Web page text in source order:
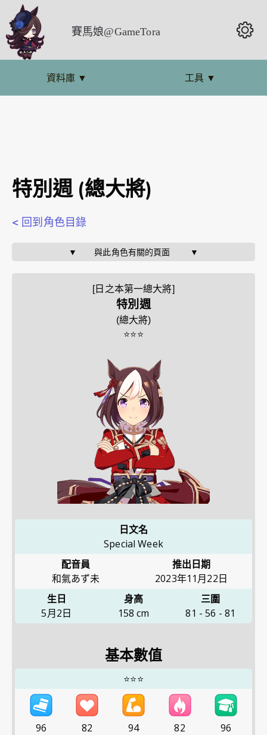
賽馬娘@GameTora
資料庫 ▼ 工具 ▼
特別週 (總大將)
< 回到角色目錄
▼       與此角色有關的頁面        ▼
[日之本第一總大將]
特別週
(總大將)
⭐⭐⭐
日文名
Special Week
配音員
和氣あず未
推出日期
2023年11月22日
生日
5月2日
身高
158 cm
三圍
81 -56 - 81
基本數值
⭐⭐⭐
96 82 94 82
96